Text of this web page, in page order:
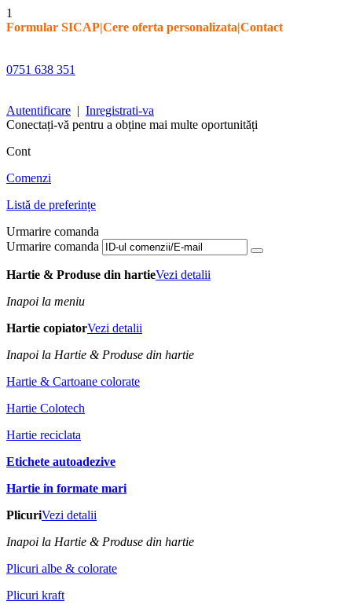
1
Formular SICAP|Cere oferta personalizata|Contact
0751 638 351
Autentificare | Inregistrati-va
Conectați-vă pentru a obține mai multe oportunități
Cont
Comenzi
Listă de preferințe
Urmarire comanda
Urmarire comanda
Hartie & Produse din hartieVezi detalii
Inapoi la meniu
Hartie copiatorVezi detalii
Inapoi la Hartie & Produse din hartie
Hartie & Cartoane colorate
Hartie Colotech
Hartie reciclata
Etichete autoadezive
Hartie in formate mari
PlicuriVezi detalii
Inapoi la Hartie & Produse din hartie
Plicuri albe & colorate
Plicuri kraft